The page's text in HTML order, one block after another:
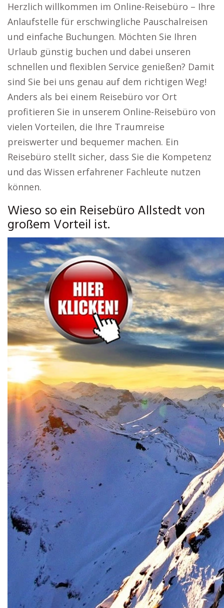
Herzlich willkommen im Online-Reisebüro – Ihre
Anlaufstelle für erschwingliche Pauschalreisen
und einfache Buchungen. Möchten Sie Ihren
Urlaub günstig buchen und dabei unseren
schnellen und flexiblen Service genießen? Damit
sind Sie bei uns genau auf dem richtigen Weg!
Anders als bei einem Reisebüro vor Ort
profitieren Sie in unserem Online-Reisebüro von
vielen Vorteilen, die Ihre Traumreise
preiswerter und bequemer machen. Ein
Reisebüro stellt sicher, dass Sie die Kompetenz
und das Wissen erfahrener Fachleute nutzen
können.
Wieso so ein Reisebüro Allstedt von
großem Vorteil ist.